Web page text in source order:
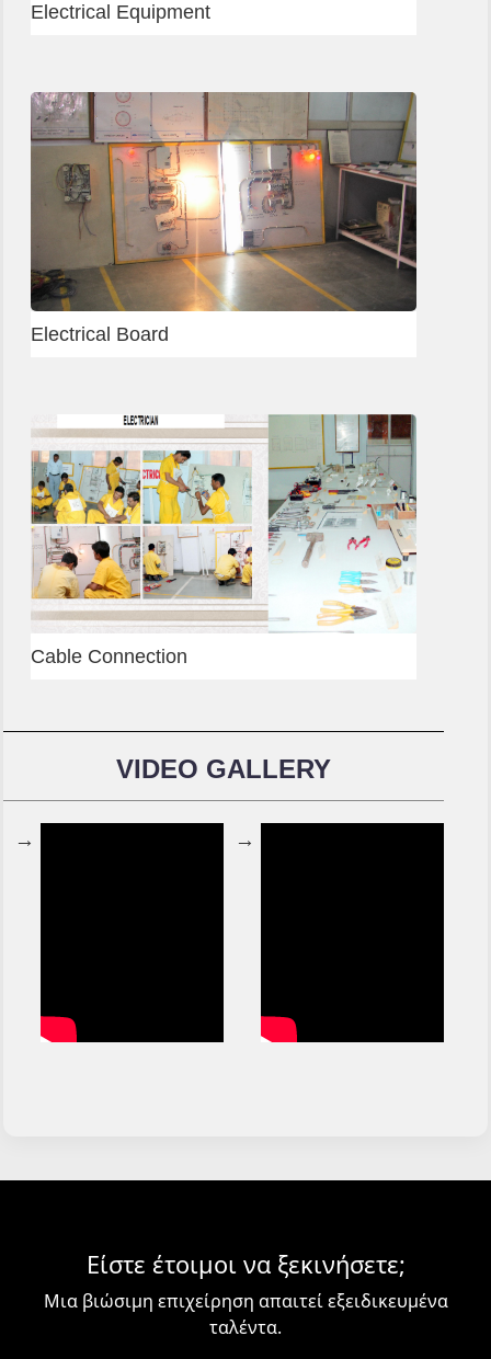
Electrical Equipment
Electrical Board
Cable Connection
VIDEO GALLERY
Είστε έτοιμοι να ξεκινήσετε;
Μια βιώσιμη επιχείρηση απαιτεί εξειδικευμένα
ταλέντα.